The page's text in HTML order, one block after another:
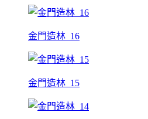
金門造林_16
金門造林_15